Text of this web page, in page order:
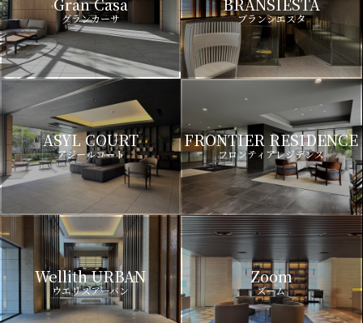
グランカーサ ブランシエスタ
ASYL COURT
アジールコート
FRONTIER RESIDENCE
フロンティアレジデンス
Wellith URBAN
ウエリスアーバン
Zoom
ズーム